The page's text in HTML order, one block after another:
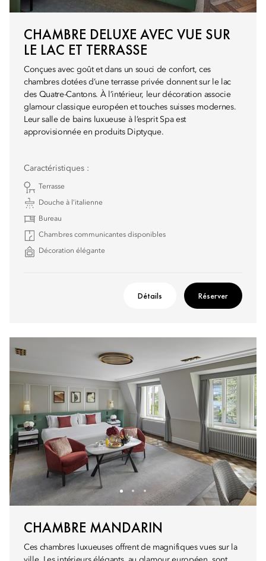
CHAMBRE DELUXE AVEC VUE SUR
LE LAC ET TERRASSE
Conçues avec goût et dans un souci de confort, ces
chambres dotées d’une terrasse privée donnent sur le lac
des Quatre-Cantons. À l’intérieur, leur décoration associe
glamour classique européen et touches suisses modernes.
Leur salle de bains luxueuse à l’esprit Spa est
approvisionnée en produits Diptyque.
Caractéristiques :
Terrasse
Douche à l’italienne
Bureau
Chambres communicantes disponibles
Décoration élégante
Détails Réserver
CHAMBRE MANDARIN
Ces chambres luxueuses offrent de magnifiques vues sur la